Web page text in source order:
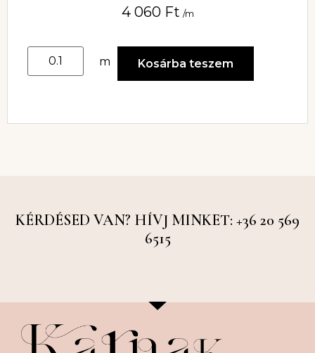
4 060 Ft /m
m Kosárba teszem
KÉRDÉSED VAN? HÍVJ MINKET: +36 20 569
6515